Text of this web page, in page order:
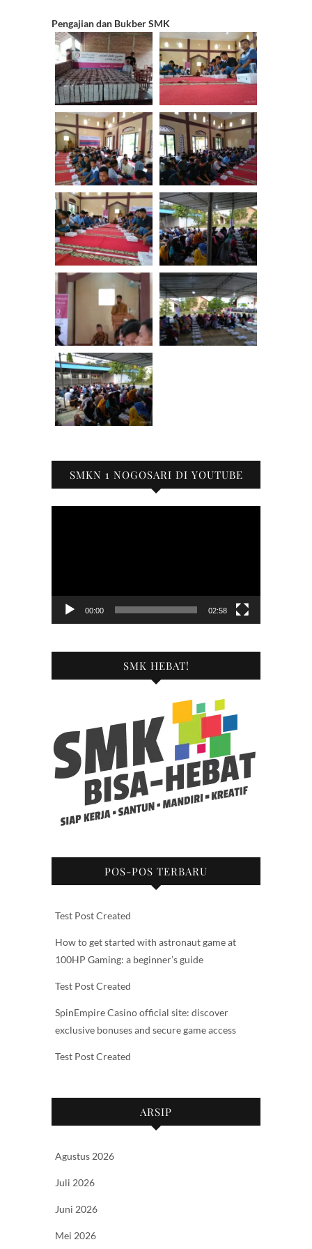
Pengajian dan Bukber SMK
SMKN 1 NOGOSARI DI YOUTUBE
00:00 02:58
SMK HEBAT!
POS-POS TERBARU
Test Post Created
How to get started with astronaut game at
100HP Gaming: a beginner’s guide
Test Post Created
SpinEmpire Casino official site: discover
exclusive bonuses and secure game access
Test Post Created
ARSIP
Agustus 2026
Juli 2026
Juni 2026
Mei 2026